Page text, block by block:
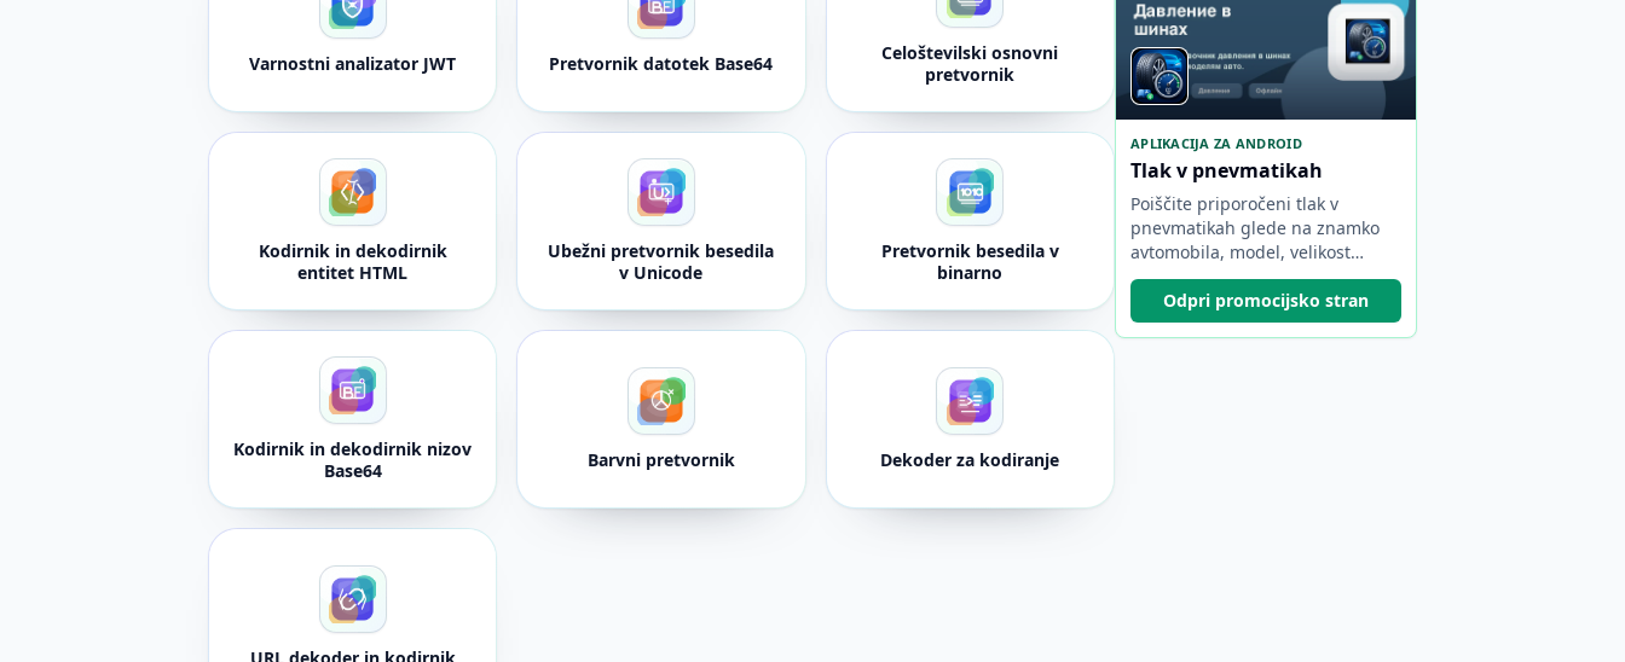
Varnostni analizator JWT Pretvornik datotek Base64
Celoštevilski osnovni
pretvornik
Kodirnik in dekodirnik
entitet HTML
Ubežni pretvornik besedila
v Unicode
Pretvornik besedila v
binarno
Kodirnik in dekodirnik nizov
Base64
Barvni pretvornik Dekoder za kodiranje
APLIKACIJA ZA ANDROID
Tlak v pnevmatikah
Poiščite priporočeni tlak v
pnevmatikah glede na znamko
avtomobila, model, velikost
pnevmatike in vrednosti bar/psi.
Odpri promocijsko stran